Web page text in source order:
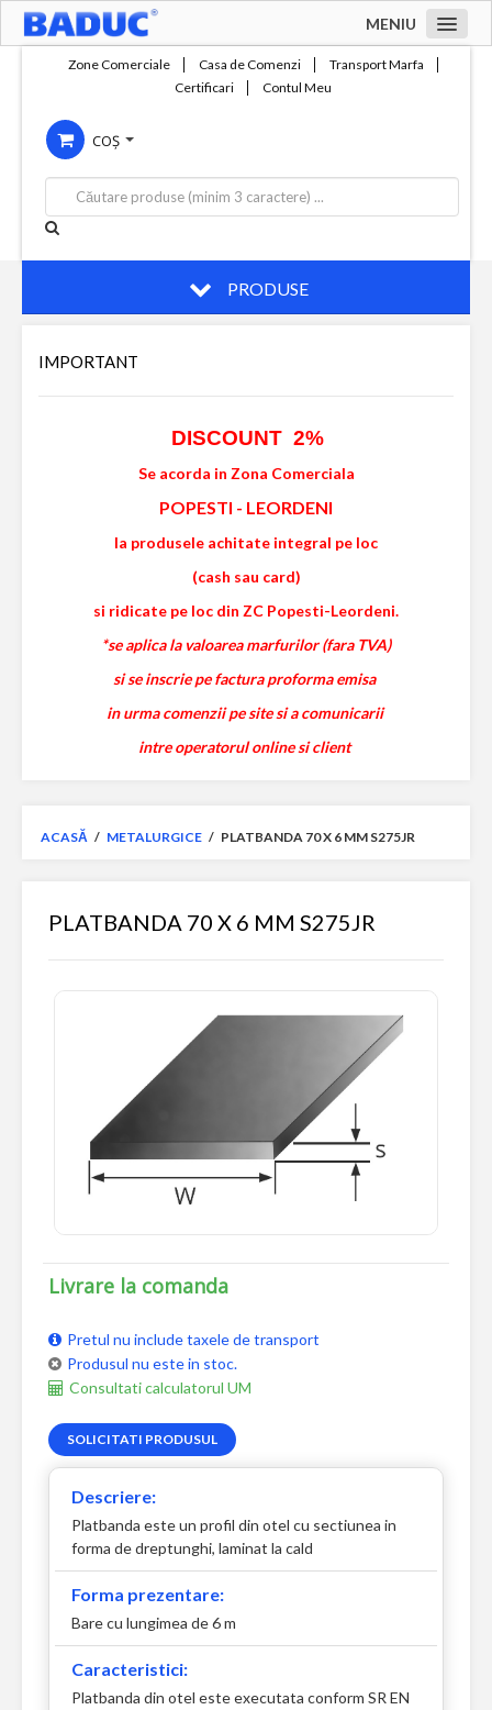
MENIU
Compania
Servicii
Productie
Contact
Zone Comerciale Casa de Comenzi
Transport Marfa
Certificari
Contul Meu
COȘ
PRODUSE
IMPORTANT
DISCOUNT 2%
Se acorda in Zona Comerciala
POPESTI - LEORDENI
la produsele achitate integral pe loc
(cash sau card)
si ridicate pe loc din ZC Popesti-Leordeni.
*se aplica la valoarea marfurilor (fara TVA)
si se inscrie pe factura proforma emisa
in urma comenzii pe site si a comunicarii
intre operatorul online si client
ACASĂ / METALURGICE / PLATBANDA 70 X 6 MM S275JR
PLATBANDA 70 X 6 MM S275JR
Livrare la comanda
Pretul nu include taxele de transport
Produsul nu este in stoc.
Consultati calculatorul UM
SOLICITATI PRODUSUL
Descriere:
Platbanda este un profil din otel cu sectiunea in
forma de dreptunghi, laminat la cald
Forma prezentare:
Bare cu lungimea de 6 m
Caracteristici:
Platbanda din otel este executata conform SR EN